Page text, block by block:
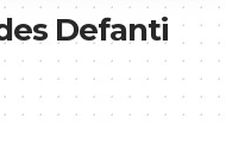
Defanti